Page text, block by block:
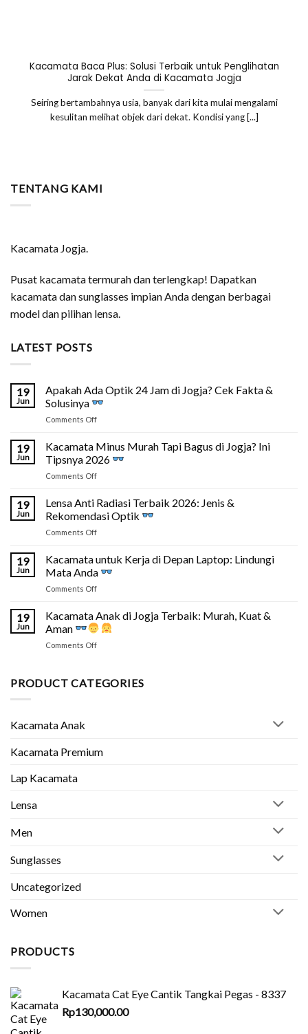
Kacamata Baca Plus: Solusi Terbaik untuk Penglihatan
Jarak Dekat Anda di Kacamata Jogja
Seiring bertambahnya usia, banyak dari kita mulai mengalami
kesulitan melihat objek dari dekat. Kondisi yang [...]
TENTANG KAMI
Kacamata Jogja.
Pusat kacamata termurah dan terlengkap! Dapatkan
kacamata dan sunglasses impian Anda dengan berbagai
model dan pilihan lensa.
LATEST POSTS
19
Jun
Apakah Ada Optik 24 Jam di Jogja? Cek Fakta &
Solusinya
Comments Offon
Ada
Optik
24
Jam
Jogja?
Cek
19
Jun
Kacamata Minus Murah Tapi Bagus di Jogja? Ini
Tipsnya 2026
Comments Offon
Minus
Murah
Tapi
Bagus
Jogja?
Ini
19
Jun
Lensa Anti Radiasi Terbaik 2026: Jenis &
Rekomendasi Optik
Comments Offon
Anti
Radiasi
Terbaik
2026:
&
Rekomendasi
19
Jun
Kacamata untuk Kerja di Depan Laptop: Lindungi
Mata Anda
Comments Offon
untuk
Kerja
di
Depan
Mata
19
Jun
Kacamata Anak di Jogja Terbaik: Murah, Kuat &
Aman
Comments Offon
di
Aman
PRODUCT CATEGORIES
Kacamata Anak
Kacamata Premium
Lap Kacamata
Lensa
Men
Sunglasses
Uncategorized
Women
PRODUCTS
Kacamata Cat Eye Cantik Tangkai Pegas - 8337
Rp130,000.00